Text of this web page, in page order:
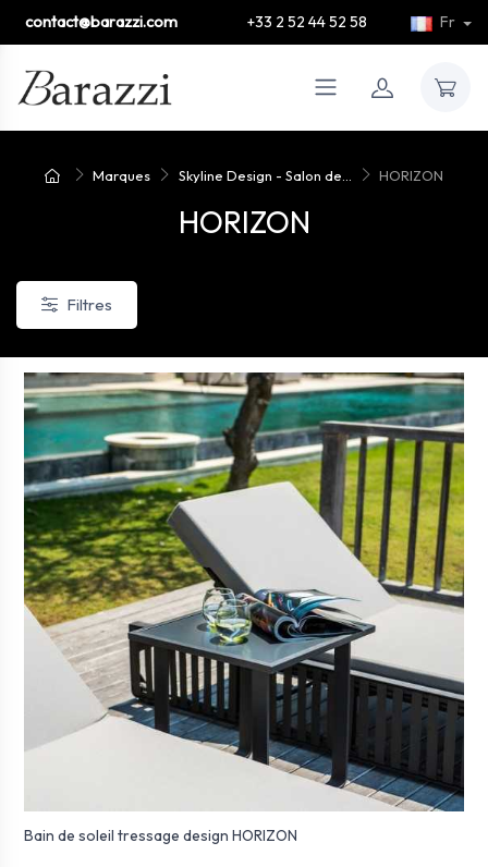
contact@barazzi.com +33 2 52 44 52 58 Fr
Marques Skyline Design - Salon de... HORIZON
HORIZON
Filtres
Bain de soleil tressage design HORIZON